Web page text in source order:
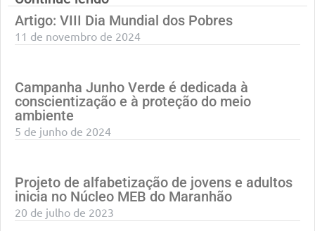
Artigo: VIII Dia Mundial dos Pobres
11 de novembro de 2024
Campanha Junho Verde é dedicada à
conscientização e à proteção do meio
ambiente
5 de junho de 2024
Projeto de alfabetização de jovens e adultos
inicia no Núcleo MEB do Maranhão
20 de julho de 2023